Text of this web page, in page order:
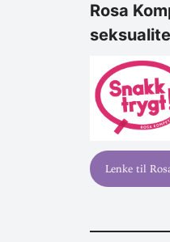
Rosa
Lenke til